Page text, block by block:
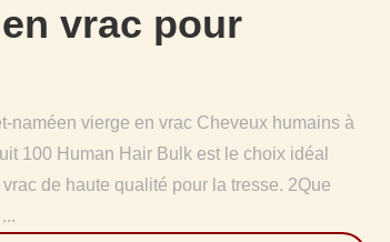
vrac pour
naméen vierge en vrac Cheveux humains à
100 Human Hair Bulk est le choix idéal
de haute qualité pour la tresse. 2Que